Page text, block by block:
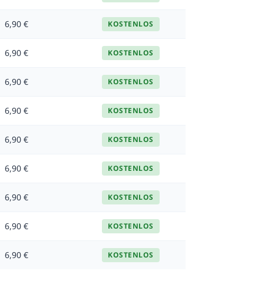
6,90 € KOSTENLOS
6,90 € KOSTENLOS
6,90 € KOSTENLOS
6,90 € KOSTENLOS
6,90 € KOSTENLOS
6,90 € KOSTENLOS
6,90 € KOSTENLOS
6,90 € KOSTENLOS
6,90 € KOSTENLOS